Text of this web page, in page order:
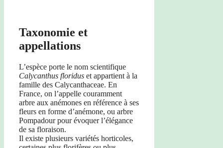
Taxonomie et
appellations
L’espèce porte le nom scientifique
Calycanthus floridus et appartient à la
famille des Calycanthaceae. En
France, on l’appelle couramment
arbre aux anémones en référence à ses
fleurs en forme d’anémone, ou arbre
Pompadour pour évoquer l’élégance
de sa floraison.
Il existe plusieurs variétés horticoles,